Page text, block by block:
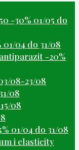
-30% 01/05 do
04 do 31/08
-20%
08-23/08
08
08
01/04 do 31/08
i elasticity